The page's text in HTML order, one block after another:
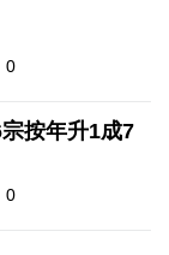
0
按年升1成7
0